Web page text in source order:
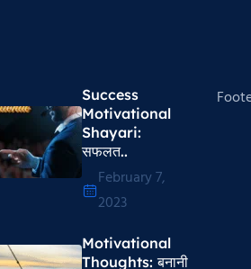
Success
Motivational
Shayari​:
सफलत..
February 7,
2023
Motivational
Thoughts​: बनानी